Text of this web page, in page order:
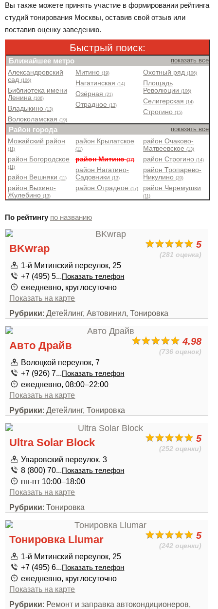
Вы также можете принять участие в формировании рейтинга
студий тонирования Москвы, оставив свой отзыв или
поставив оценку заведению.
Быстрый поиск:
Ближайшее метро показать все
Александровский
сад(106)
Библиотека имени
Ленина(106)
Владыкино(13)
Волоколамская(19)
Митино(19)
Нагатинская(14)
Озёрная(21)
Отрадное(13)
Охотный ряд(106)
Площадь
Революции(106)
Селигерская(14)
Строгино(15)
Район города показать все
Можайский район
(11)
район Богородское
(11)
район Вешняки(11)
район Выхино-
Жулебино(13)
район Крылатское
(11)
район Митино(17)
район Нагатино-
Садовники(13)
район Отрадное(17)
район Очаково-
Матвеевское(13)
район Строгино(14)
район Тропарево-
Никулино(20)
район Черемушки
(11)
По рейтингу по названию
5
(281 оценка)
BKwrap
1-й Митинский переулок, 25
+7 (495) 5...Показать телефон
ежедневно, круглосуточно
Показать на карте
Рубрики: Детейлинг, Автовинил, Тонировка
4.98
(736 оценок)
Авто Драйв
Волоцкой переулок, 7
+7 (926) 7...Показать телефон
ежедневно, 08:00–22:00
Показать на карте
Рубрики: Детейлинг, Тонировка
5
(252 оценки)
Ultra Solar Block
Уваровский переулок, 3
8 (800) 70...Показать телефон
пн-пт 10:00–18:00
Показать на карте
Рубрики: Тонировка
5
(242 оценки)
Тонировка Llumar
1-й Митинский переулок, 25
+7 (495) 6...Показать телефон
ежедневно, круглосуточно
Показать на карте
Рубрики: Ремонт и заправка автокондиционеров,